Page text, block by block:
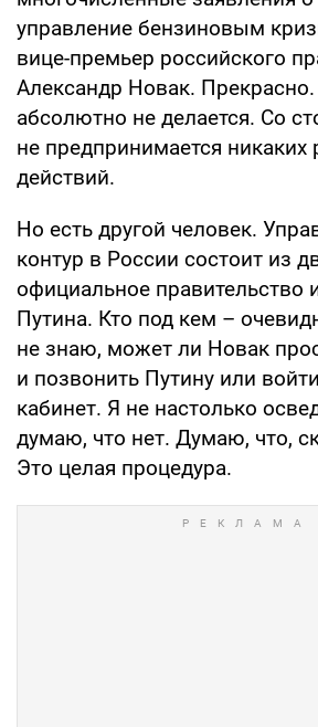
управление бензиновым
вице-премьер российского
Александр Новак.
абсолютно не делается. Со
не предпринимается никаких
действий.
Но есть другой человек.
контур в России состоит из
официальное правительство
Путина. Кто под кем –
не знаю, может ли Новак
и позвонить Путину или
кабинет. Я не настолько
думаю, что нет. Думаю, что,
Это целая процедура.